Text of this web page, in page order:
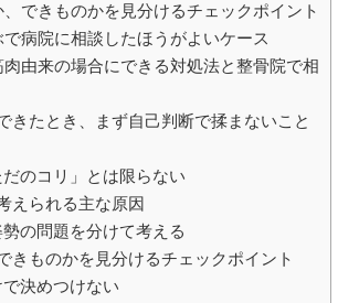
できものかを見分けるチェックポイント
病院に相談したほうがよいケース
由来の場合にできる対処法と整骨院で相
きたとき、まず自己判断で揉まないこと
のコリ」とは限らない
えられる主な原因
の問題を分けて考える
きものかを見分けるチェックポイント
決めつけない